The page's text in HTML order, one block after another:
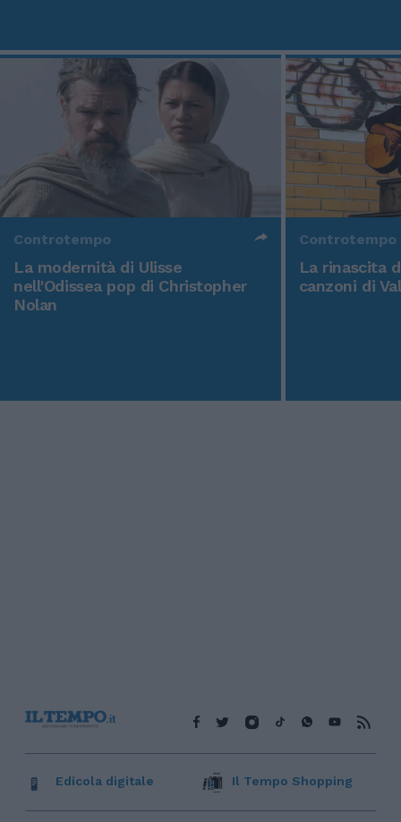
Controtempo
La modernità di Ulisse
nell'Odissea pop di Christopher
Nolan
Controtempo
La rinascita
canzoni di
Edicola digitale Il Tempo Shopping